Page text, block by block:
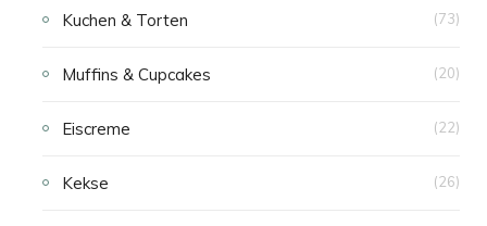
Kuchen & Torten (73)
Muffins & Cupcakes (20)
Eiscreme (22)
Kekse (26)